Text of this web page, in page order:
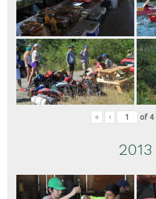
« ‹ of 4
2013